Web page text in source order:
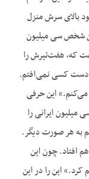
بالای سرش منزل
شخص سی میلیون
که، هفت‌تیرش را
دست کسی نمی‌افتم.
این حرفی
ایرانی را
به هر صورت دیگر.
افتاد. چون این
این را در این